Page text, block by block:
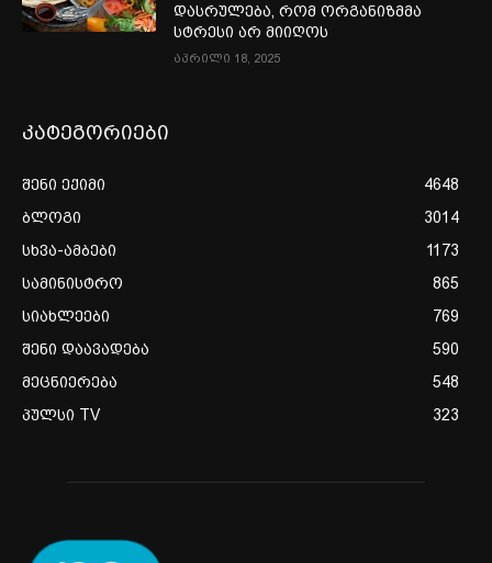
დასრულება, რომ ორგანიზმმა
სტრესი არ მიიღოს
აპრილი 18, 2025
კატეგორიები
შენი ექიმი
4648
ბლოგი
3014
სხვა-ამბები
1173
სამინისტრო
865
სიახლეები
769
შენი დაავადება
590
მეცნიერება
548
პულსი TV
323